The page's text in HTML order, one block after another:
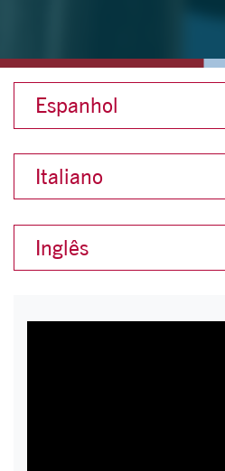
Espanhol
Italiano
Inglês